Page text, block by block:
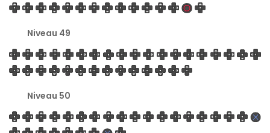
Niveau 49
Niveau 50